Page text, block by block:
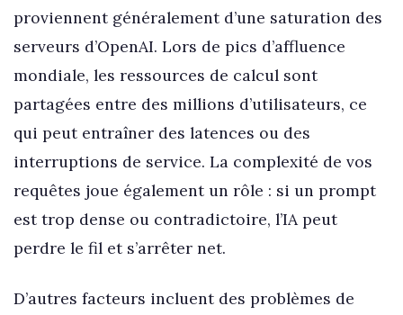
proviennent généralement d’une saturation des
serveurs d’OpenAI. Lors de pics d’affluence
mondiale, les ressources de calcul sont
partagées entre des millions d’utilisateurs, ce
qui peut entraîner des latences ou des
interruptions de service. La complexité de vos
requêtes joue également un rôle : si un prompt
est trop dense ou contradictoire, l’IA peut
perdre le fil et s’arrêter net.
D’autres facteurs incluent des problèmes de